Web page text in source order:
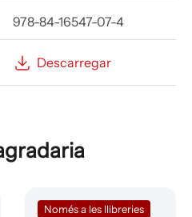
978-84-16547-07-4
Descarregar
Només a les llibreries